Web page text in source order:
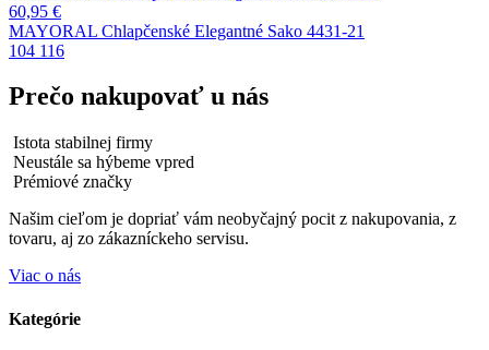
60,95 €
MAYORAL Chlapčenské Elegantné Sako 4431-21
104 116
Prečo nakupovať u nás
Istota stabilnej firmy
Neustále sa hýbeme vpred
Prémiové značky
Našim cieľom je dopriať vám neobyčajný pocit z nakupovania, z
tovaru, aj zo zákazníckeho servisu.
Viac o nás
Kategórie